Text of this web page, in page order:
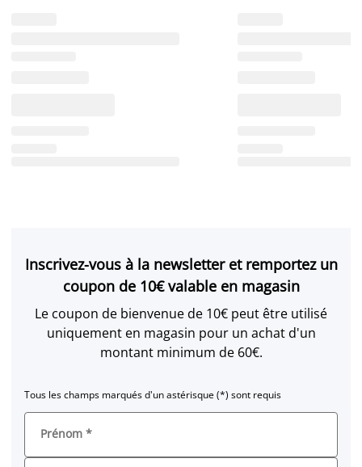
Inscrivez-vous à la newsletter et remportez un
coupon de 10€ valable en magasin
Le coupon de bienvenue de 10€ peut être utilisé
uniquement en magasin pour un achat d'un
montant minimum de 60€.
Tous les champs marqués d'un astérisque (*) sont requis
Prénom *